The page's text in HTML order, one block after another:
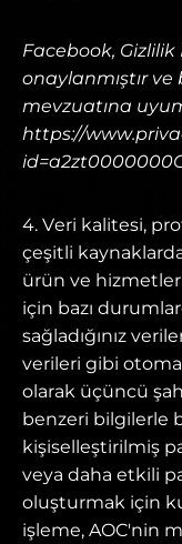
Facebook, Gizlilik
onaylanmıştır
mevzuatına
https://
4. Veri kalitesi,
çeşitli
ürün ve
için bazı
sağladığınız
verileri gibi
olarak üçüncü
benzeri bilgilerle
kişiselleştirilmiş
veya daha etkili
oluşturmak için
işleme, AOC'nin